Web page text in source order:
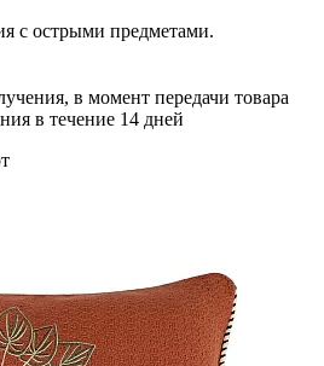
с острыми предметами.
в момент передачи товара
в течение 14 дней